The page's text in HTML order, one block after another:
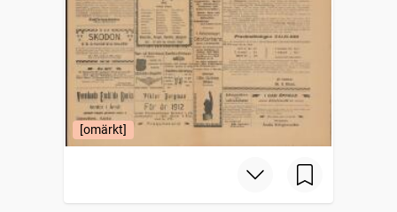
[omärkt]